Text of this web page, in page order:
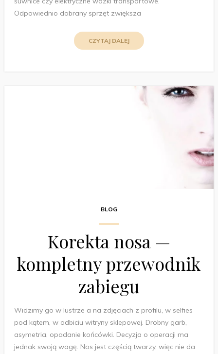
Odpowiednio dobrany sprzęt zwiększa
CZYTAJ DALEJ
BLOG
Korekta nosa —
kompletny przewodnik
zabiegu
Widzimy go w lustrze a na zdjęciach z profilu, w selfies
pod kątem, w odbiciu witryny sklepowej. Drobny garb,
asymetria, opadanie końcówki. Decyzja o operacji ma
jednak swoją wagę. Nos jest częścią twarzy, więc nie da